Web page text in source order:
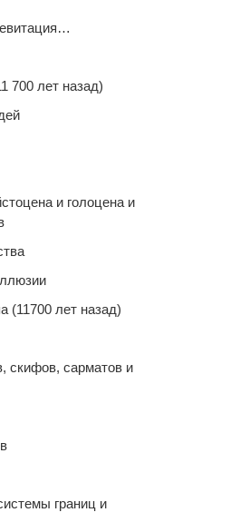
700 лет назад)
и голоцена и
(11700 лет назад)
скифов, сарматов и
границ и